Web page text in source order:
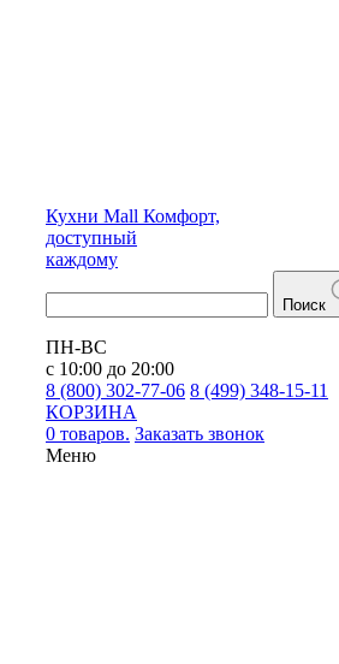
Кухни Mall Комфорт,
доступный
каждому
Поиск
ПН-ВС
с 10:00 до 20:00
8 (800) 302-77-06 8 (499) 348-15-11
КОРЗИНА
0 товаров. Заказать звонок
Меню